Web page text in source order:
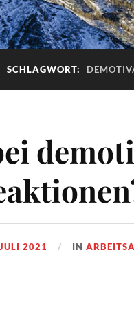
SCHLAGWORT:
2021 IN